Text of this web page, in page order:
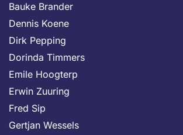
Bauke Brander
Dennis Koene
Dirk Pepping
Dorinda Timmers
Emile Hoogterp
Erwin Zuuring
Fred Sip
Gertjan Wessels